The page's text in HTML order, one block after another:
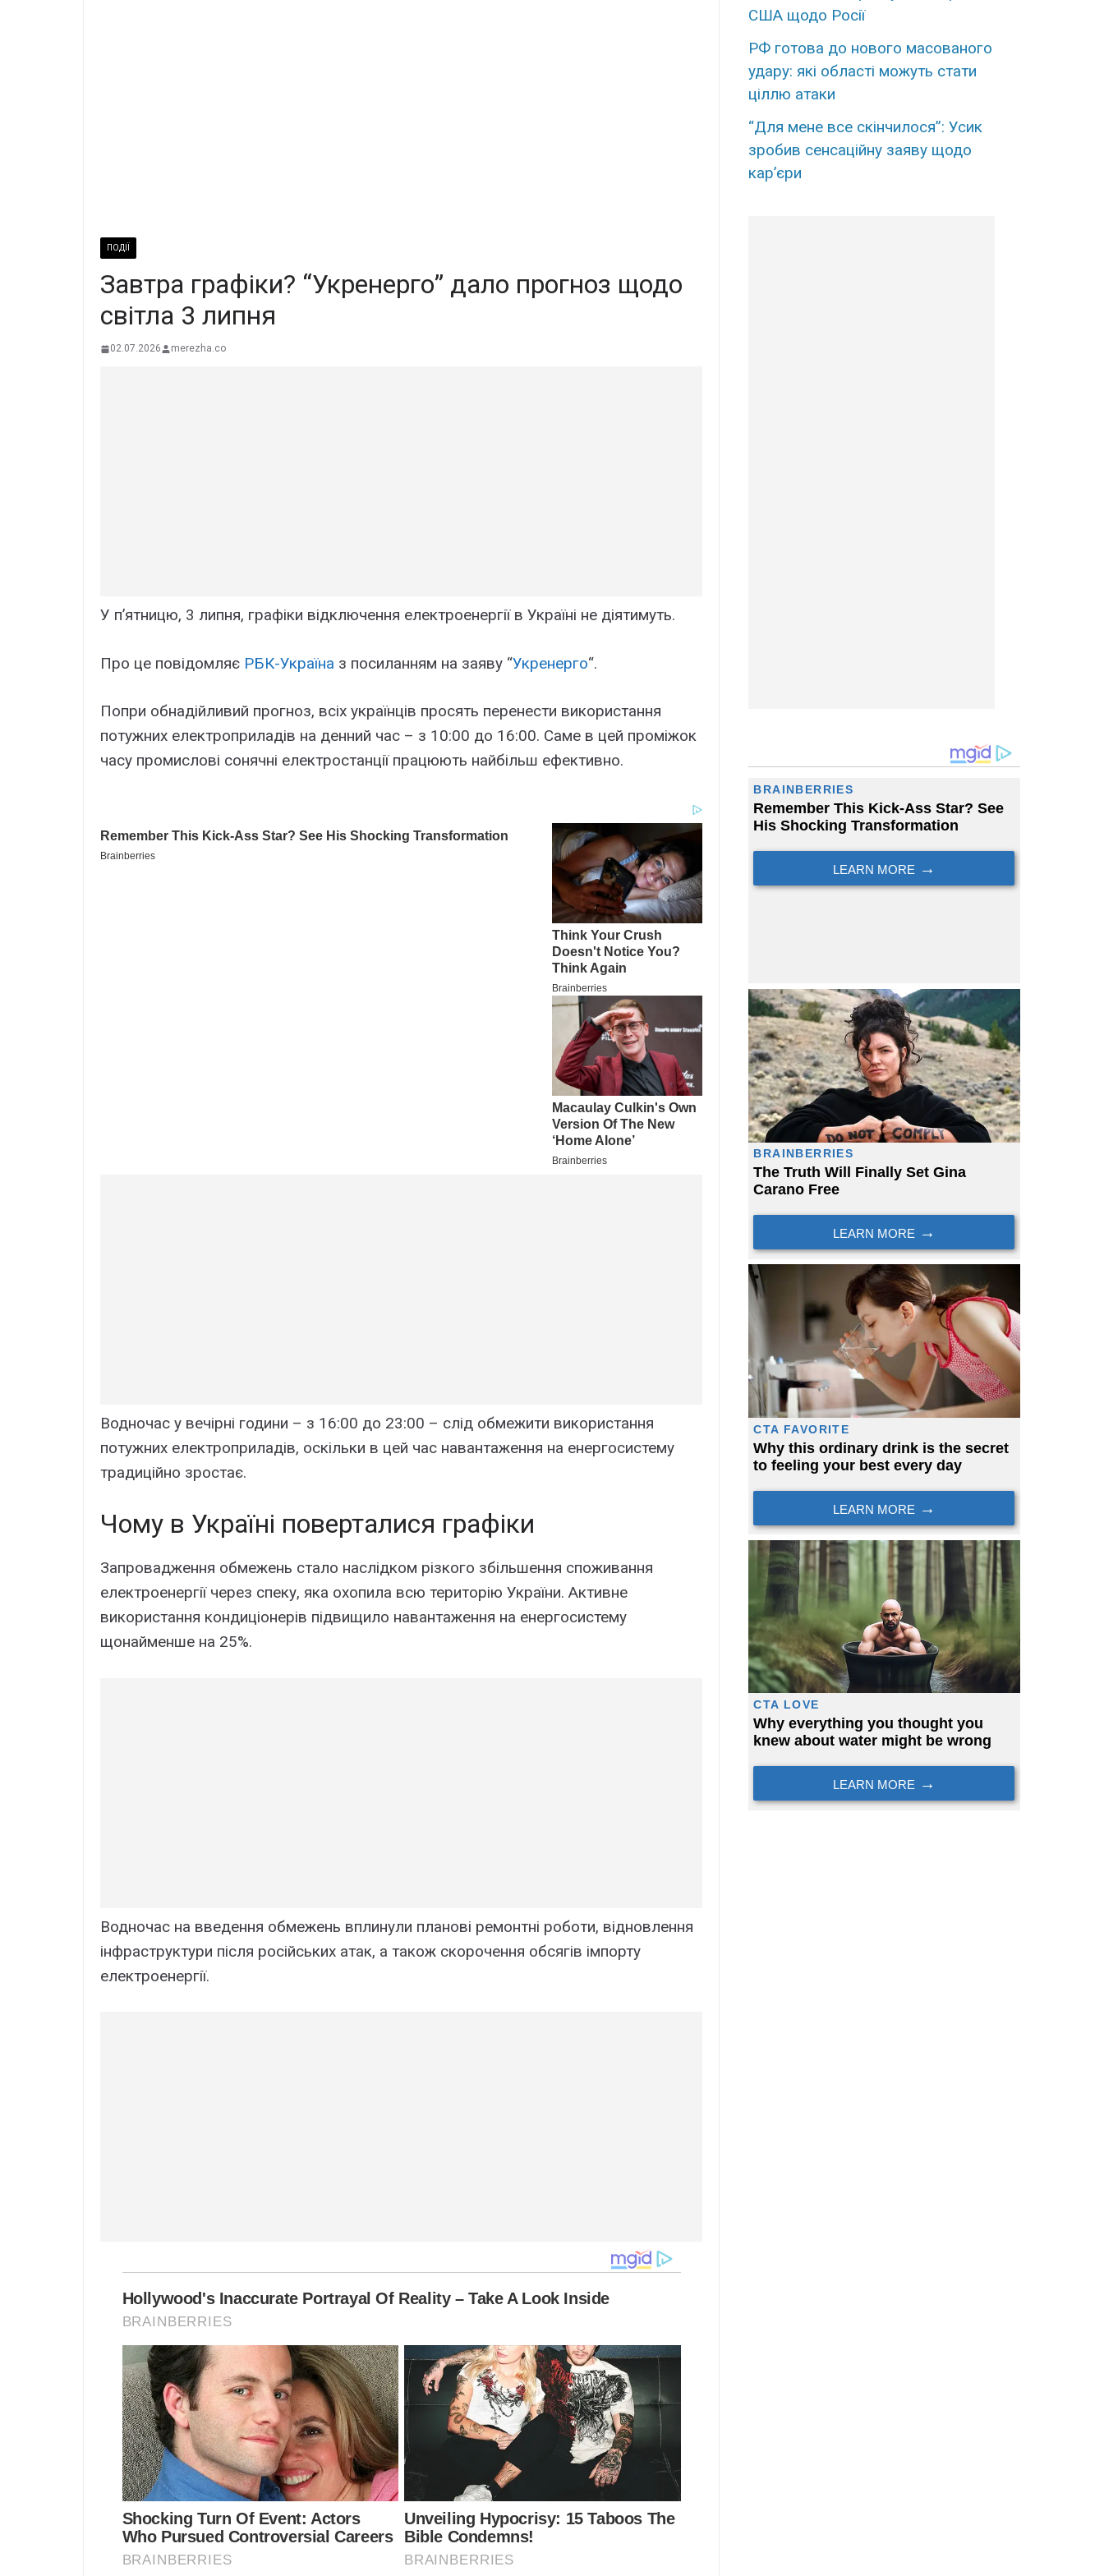
ПОДІЇ
Завтра графіки? “Укренерго” дало прогноз щодо
світла 3 липня
02.07.2026 merezha.co
У п’ятницю, 3 липня, графіки відключення електроенергії в Україні не діятимуть.
Про це повідомляє РБК-Україна з посиланням на заяву “Укренерго“.
Попри обнадійливий прогноз, всіх українців просять перенести використання
потужних електроприладів на денний час – з 10:00 до 16:00. Саме в цей проміжок
часу промислові сонячні електростанції працюють найбільш ефективно.
Водночас у вечірні години – з 16:00 до 23:00 – слід обмежити використання
потужних електроприладів, оскільки в цей час навантаження на енергосистему
традиційно зростає.
Чому в Україні поверталися графіки
Запровадження обмежень стало наслідком різкого збільшення споживання
електроенергії через спеку, яка охопила всю територію України. Активне
використання кондиціонерів підвищило навантаження на енергосистему
щонайменше на 25%.
Водночас на введення обмежень вплинули планові ремонтні роботи, відновлення
інфраструктури після російських атак, а також скорочення обсягів імпорту
електроенергії.
США щодо Росії
РФ готова до нового масованого
удару: які області можуть стати
ціллю атаки
“Для мене все скінчилося”: Усик
зробив сенсаційну заяву щодо
кар’єри